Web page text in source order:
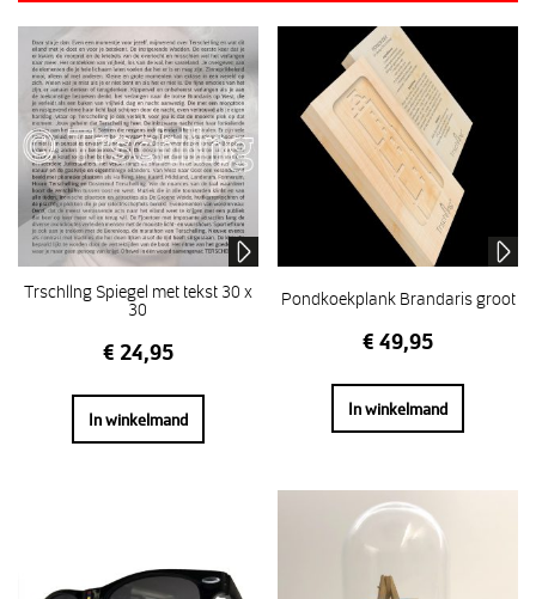
Trschllng Spiegel met tekst 30 x
30
€ 24,95
In winkelmand
Pondkoekplank Brandaris groot
€ 49,95
In winkelmand